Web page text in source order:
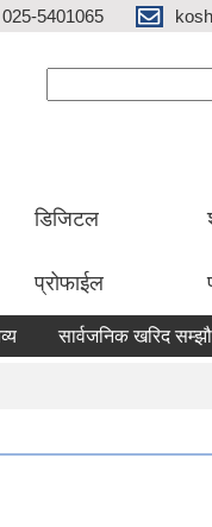
025-5401065
डिजिटल
प्रोफाईल
सार्वजनिक खरिद